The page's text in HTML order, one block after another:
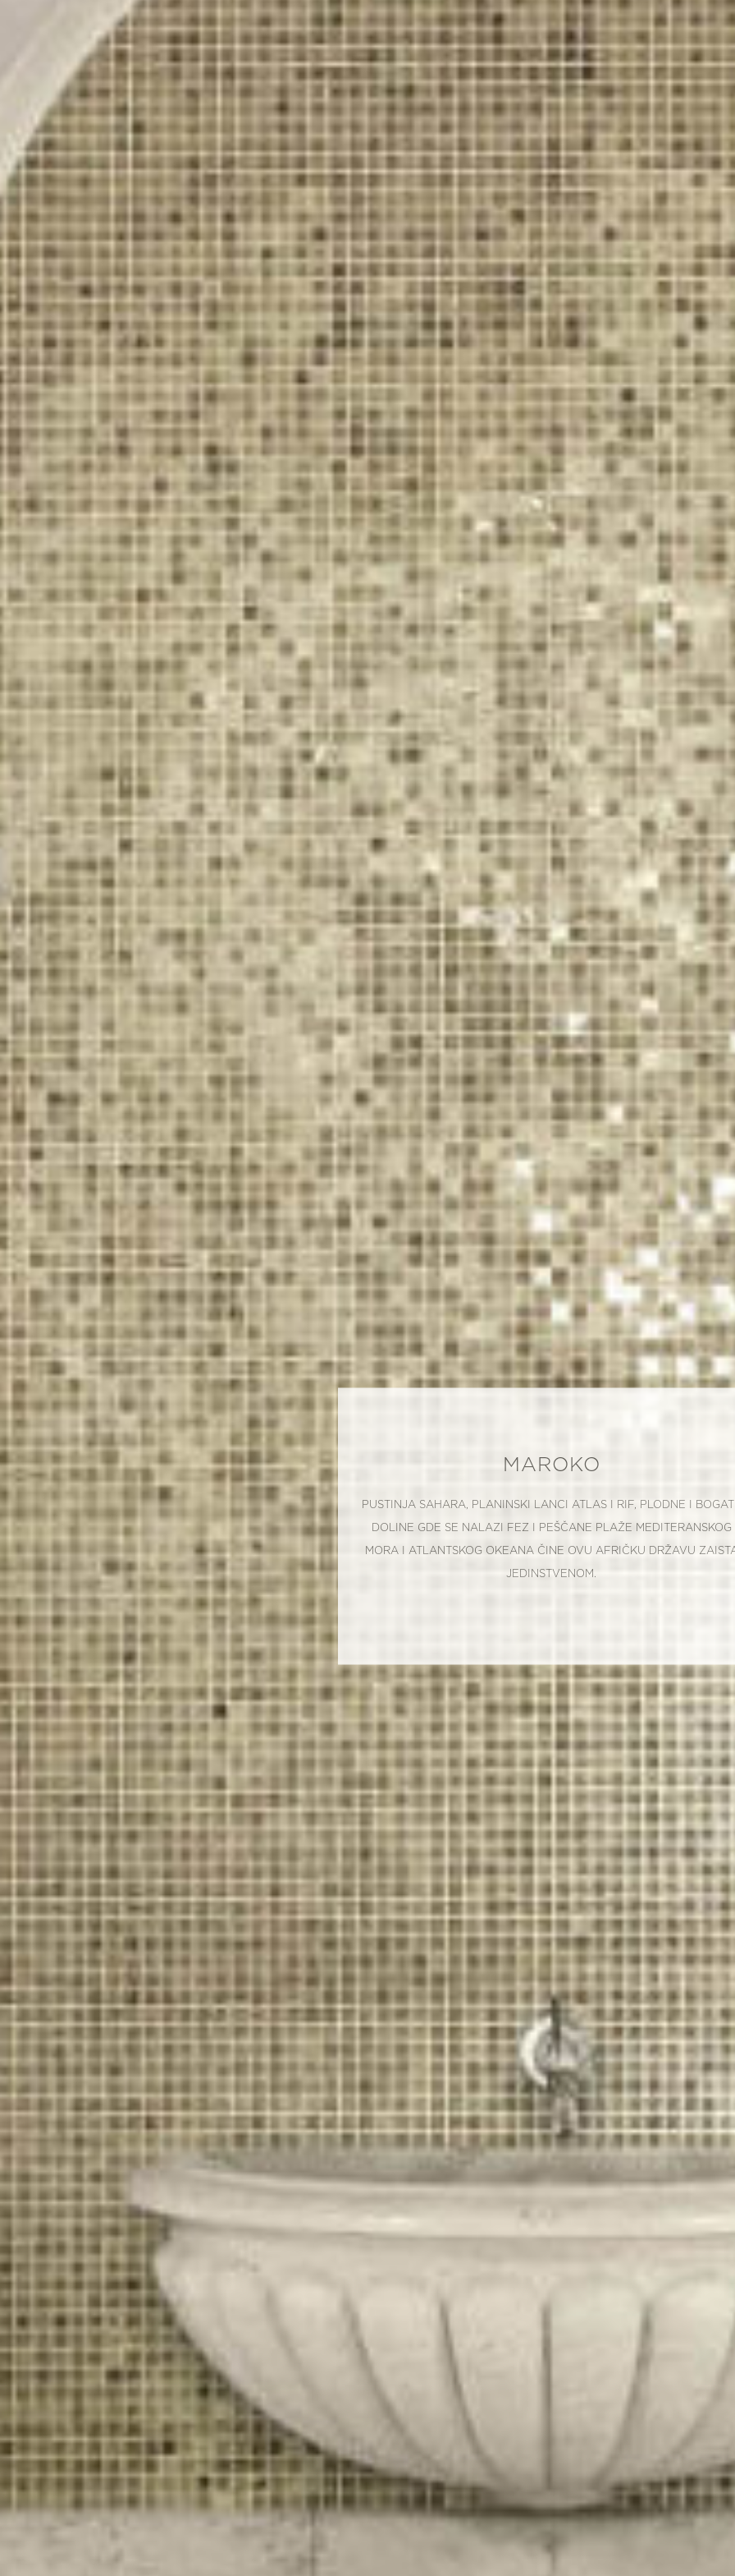
MAROKO
PUSTINJA SAHARA, PLANINSKI LANCI ATLAS I RIF, PLODNE I
DOLINE GDE SE NALAZI FEZ I PEŠČANE PLAŽE MEDITERANSKOG
MORA I ATLANTSKOG OKEANA ČINE OVU AFRIČKU DRŽAVU
JEDINSTVENOM.